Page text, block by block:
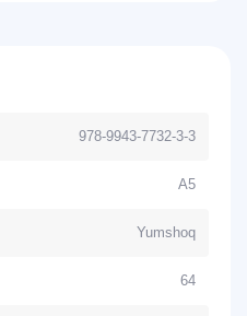
978-9943-7732-3-3
A5
Yumshoq
64